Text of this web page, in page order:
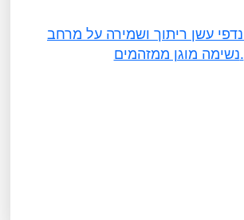
עשן ריתוך ושמירה על מרחב
נשימה מוגן ממזהמים.